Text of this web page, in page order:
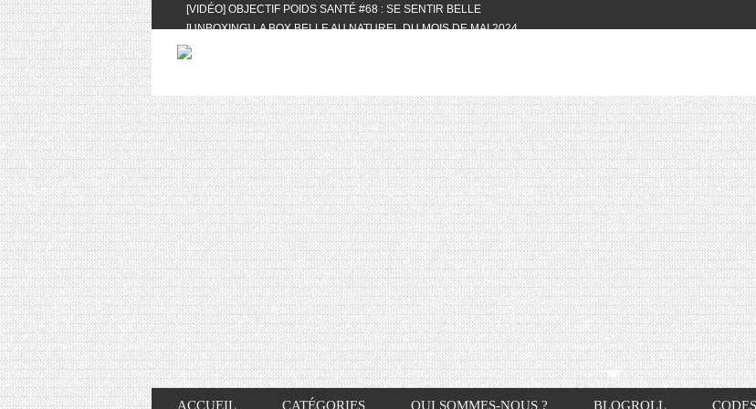
[VIDÉO] OBJECTIF POIDS SANTÉ #68 : SE SENTIR BELLE
[UNBOXING] LA BOX BELLE AU NATUREL DU MOIS DE MAI 2024
[VIDÉO] UNBOXING : LES MY LITTLE & BIOTYFULL BOX DU MOIS DE MAI 2024
[VIDÉO] QUITOQUE #10 : MEAL PREP & CONVIVIALITÉ
[VIDÉO] UNBOXING : LES MY LITTLE & BIOTYFULL BOX DU MOIS D’AVRIL
2024 FEAT. AKILA
[VIDÉO] OBJECTIF POIDS SANTÉ #67 : L’AVIS DES AUTRES, CE N’EST QUE LA
VIE DES AUTRES
[VIDÉO] UNBOXING : LES MY LITTLE & BIOTYFULL BOX DES MOIS DE
FÉVRIER ET MARS 2024 FEAT. AKILA
[VIDÉO] LA SÉLECTION DU MOIS #JANVIER2024
[VIDÉO] HELLOFRESH #34 : IDÉES RECETTES RISOTTO
ACCUEIL CATÉGORIES QUI SOMMES-NOUS ? BLOGROLL